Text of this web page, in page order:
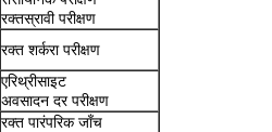
रक्तस्रावी परीक्षण
रक्त शर्करा परीक्षण
एरिथ्रीसाइट
अवसादन दर परीक्षण
रक्त पारंपरिक जाँच